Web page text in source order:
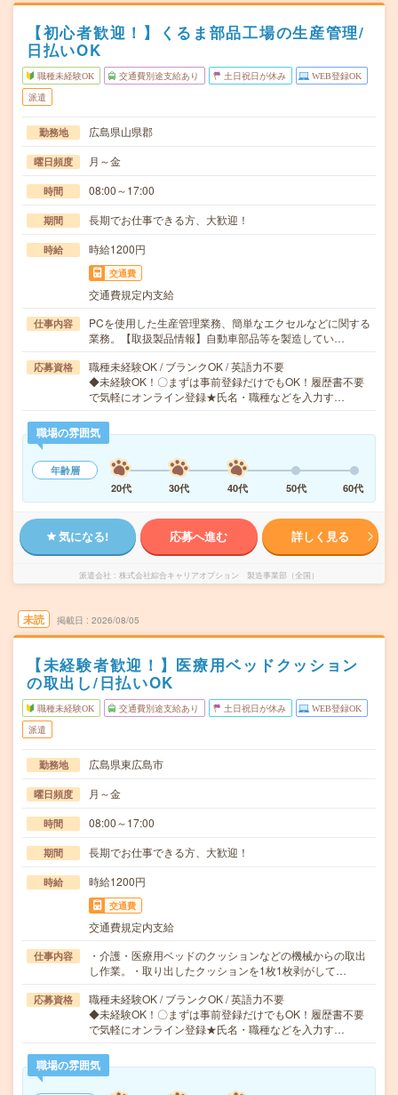
【初心者歓迎！】くるま部品工場の生産管理/
日払いOK
職種未経験OK 交通費別途支給あり 土日祝日が休み WEB登録OK
派遣
勤務地 広島県山県郡
曜日頻度 月～金
時間 08:00～17:00
期間 長期でお仕事できる方、大歓迎！
時給 時給1200円
交通費
交通費規定内支給
仕事内容
PCを使用した生産管理業務、簡単なエクセルなどに関する
業務。【取扱製品情報】自動車部品等を製造してい…
応募資格
職種未経験OK / ブランクOK / 英語力不要
◆未経験OK！〇まずは事前登録だけでもOK！履歴書不要
で気軽にオンライン登録★氏名・職種などを入力す…
職場の雰囲気
年齢層
20代
30代 40代 50代 60代
気になる! 応募へ進む 詳しく見る
派遣会社 株式会社綜合キャリアオプション 製造事業部（全国）
未読 掲載日 2026/08/05
【未経験者歓迎！】医療用ベッドクッション
の取出し/日払いOK
職種未経験OK 交通費別途支給あり 土日祝日が休み WEB登録OK
派遣
勤務地 広島県東広島市
曜日頻度 月～金
時間 08:00～17:00
期間 長期でお仕事できる方、大歓迎！
時給 時給1200円
交通費
交通費規定内支給
仕事内容
・介護・医療用ベッドのクッションなどの機械からの取出
し作業。・取り出したクッションを1枚1枚剥がして…
応募資格
職種未経験OK / ブランクOK / 英語力不要
◆未経験OK！〇まずは事前登録だけでもOK！履歴書不要
で気軽にオンライン登録★氏名・職種などを入力す…
職場の雰囲気